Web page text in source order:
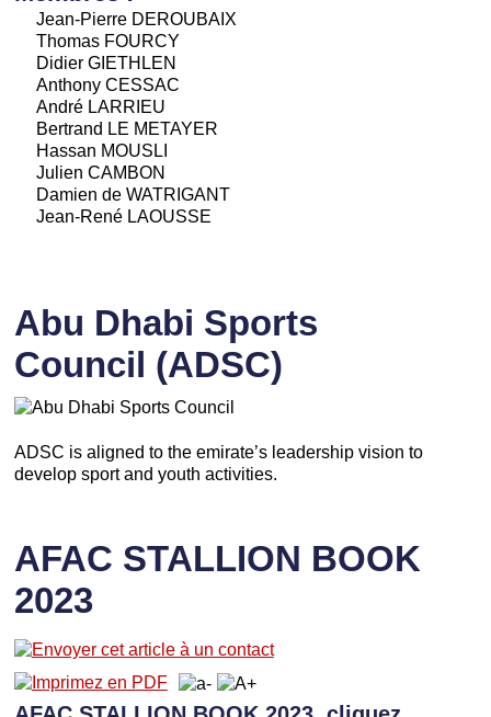
Jean-Pierre DEROUBAIX
Thomas FOURCY
Didier GIETHLEN
Anthony CESSAC
André LARRIEU
Bertrand LE METAYER
Hassan MOUSLI
Julien CAMBON
Damien de WATRIGANT
Jean-René LAOUSSE
Abu Dhabi Sports
Council (ADSC)
ADSC is aligned to the emirate’s leadership vision to
develop sport and youth activities.
AFAC STALLION BOOK
2023